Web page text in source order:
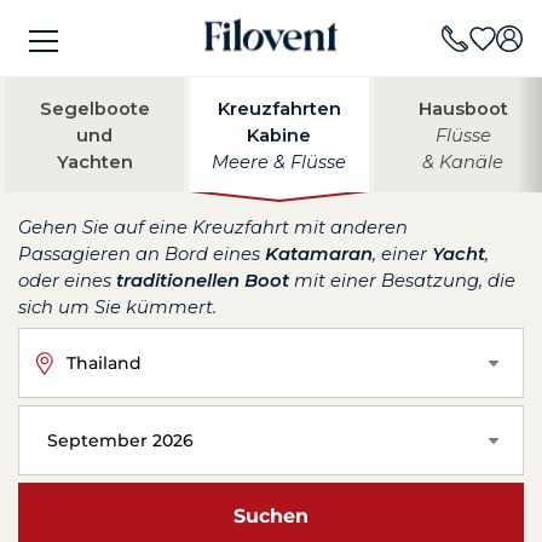
Segelboote
und
Yachten
Kreuzfahrten
Kabine
Meere & Flüsse
Hausboot
Flüsse
& Kanäle
Gehen Sie auf eine Kreuzfahrt mit anderen
Passagieren an Bord eines Katamaran, einer Yacht,
oder eines traditionellen Boot mit einer Besatzung, die
sich um Sie kümmert.
Thailand
September 2026
Suchen